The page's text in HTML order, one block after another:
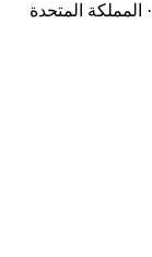
· المملكة المتحدة